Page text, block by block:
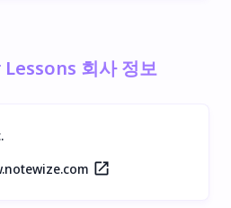
회사 정보